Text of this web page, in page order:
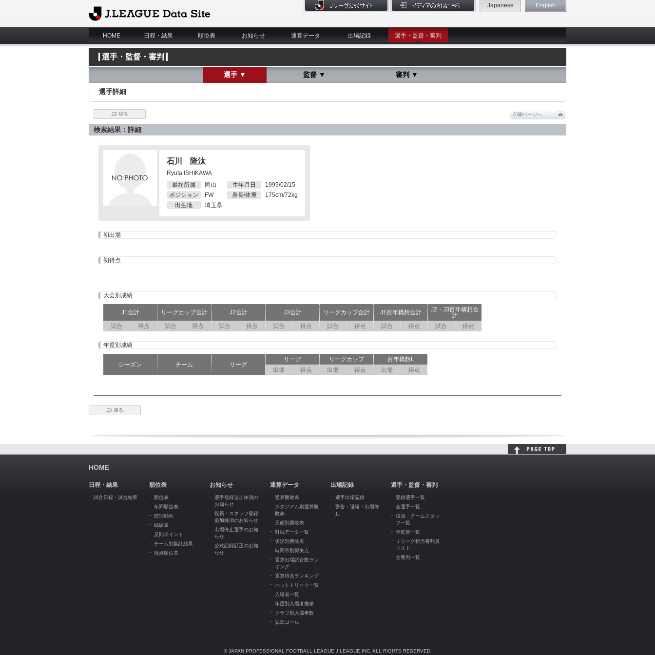
J.League Data Site
Japanese English
HOME 日程・結果 順位表 お知らせ 通算データ 出場記録 選手・監督・審判
選手・監督・審判
選手 ▼ 監督 ▼ 審判 ▼
選手詳細
戻る 印刷ページへ
検索結果：詳細
石川 隆汰
Ryuta ISHIKAWA
最終所属
岡山
ポジション
FW
出生地
埼玉県
生年月日
1999/02/15
身長/体重
175cm/72kg
初出場
初得点
大会別成績
J1合計 リーグカップ合計 J2合計 J3合計 リーグカップ合計 J1百年構想合計
J2・J3百年構想合
計
試合
得点 試合 得点 試合 得点 試合 得点 試合 得点 試合 得点 試合 得点
年度別成績
シーズン チーム リーグ
リーグ リーグカップ
百年構想L
出場
得点 出場 得点 出場 得点
戻る
HOME
日程・結果
試合日程・試合結果
順位表
順位表
年間順位表
節別動向
戦績表
反則ポイント
チーム別集計結果
得点順位表
お知らせ
選手登録追加抹消の
お知らせ
役員・スタッフ登録
追加抹消のお知らせ
出場停止選手のお知
らせ
公式記録訂正のお知
らせ
通算データ
通算勝敗表
スタジアム別通算勝
敗表
天候別勝敗表
対戦データ一覧
状況別勝敗表
時間帯別得失点
通算出場試合数ラン
キング
通算得点ランキング
ハットトリック一覧
入場者一覧
年度別入場者推移
クラブ別入場者数
記念ゴール
出場記録
選手出場記録
警告・退場・出場停
止
選手・監督・審判
登録選手一覧
全選手一覧
役員・チームスタッ
フ一覧
全監督一覧
Ｊリーグ担当審判員
リスト
全審判一覧
© JAPAN PROFESSIONAL FOOTBALL LEAGUE J.LEAGUE,INC. ALL RIGHTS RESERVED.